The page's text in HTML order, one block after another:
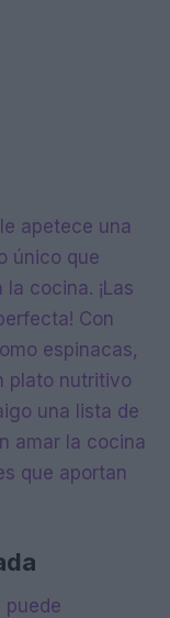
apetece una
único que
cocina. ¡Las
Con
espinacas,
plato nutritivo
una lista de
amar la cocina
que aportan
puede